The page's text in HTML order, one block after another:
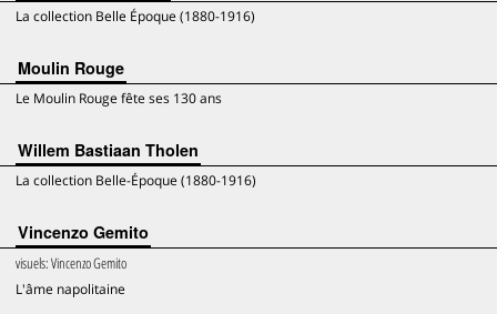
La collection Belle Époque (1880-1916)
Moulin Rouge
Le Moulin Rouge fête ses 130 ans
Willem Bastiaan Tholen
La collection Belle-Époque (1880-1916)
Vincenzo Gemito
visuels:Vincenzo Gemito
L'âme napolitaine